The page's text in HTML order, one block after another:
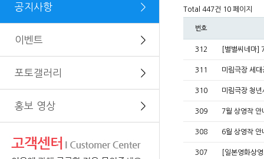
공지사항 ＞
이벤트 ＞
포토갤러리 ＞
홍보 영상 ＞
Total 447건 10 페이지
번호
312 [별별씨네마]
311 미림극장 세
310 미림극장 청
309 7월 상영작
308 6월 상영작
307 [일본영화상